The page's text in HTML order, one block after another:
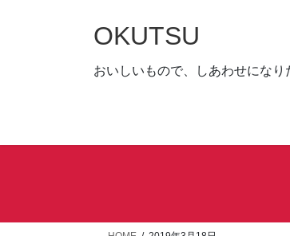
キ
に
OKUTSU
おいしいもので、しあわせになり